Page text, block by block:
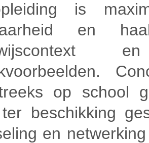
is
en
op school
beschikking
en